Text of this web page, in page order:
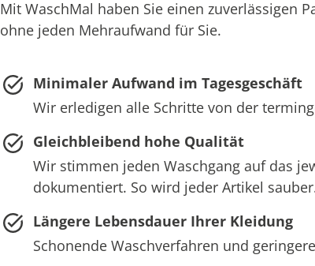
Mit WaschMal haben Sie einen zuverlässigen
ohne jeden Mehraufwand für Sie.
Minimaler Aufwand im Tagesgeschäft
Wir erledigen alle Schritte von der
Gleichbleibend hohe Qualität
Wir stimmen jeden Waschgang auf das
dokumentiert. So wird jeder Artikel
Längere Lebensdauer Ihrer Kleidung
Schonende Waschverfahren und